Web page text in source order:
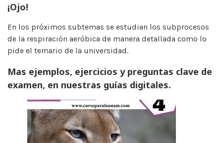
¡Ojo!
En los próximos subtemas se estudian los subprocesos
de la respiración aeróbica de manera detallada como lo
pide el temario de la universidad.
Mas ejemplos, ejercicios y preguntas clave de
examen, en nuestras guías digitales.